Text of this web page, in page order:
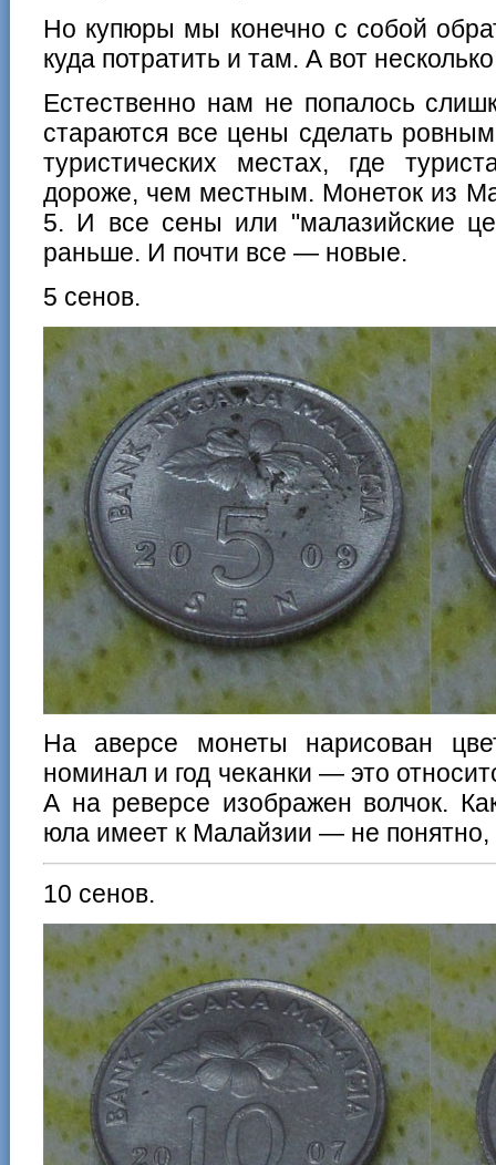
Но купюры мы конечно с собой
куда потратить и там. А вот
Естественно нам не попалось
стараются все цены сделать
туристических местах, где
дороже, чем местным. Монеток из
5. И все сены или "малазийские
раньше. И почти все — новые.
5 сенов.
На аверсе монеты нарисован
номинал и год чеканки — это
А на реверсе изображен волчок.
юла имеет к Малайзии — не понятно,
10 сенов.